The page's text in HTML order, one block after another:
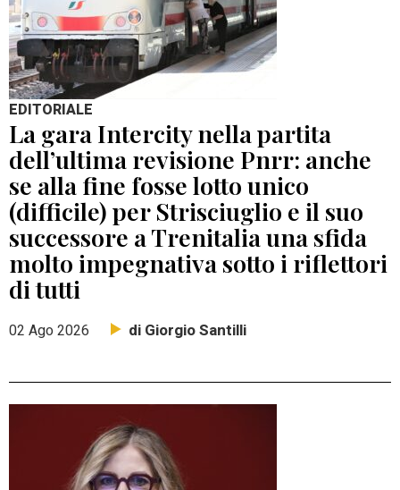
EDITORIALE
La gara Intercity nella partita
dell’ultima revisione Pnrr: anche
se alla fine fosse lotto unico
(difficile) per Strisciuglio e il suo
successore a Trenitalia una sfida
molto impegnativa sotto i riflettori
di tutti
02 Ago 2026 di Giorgio Santilli